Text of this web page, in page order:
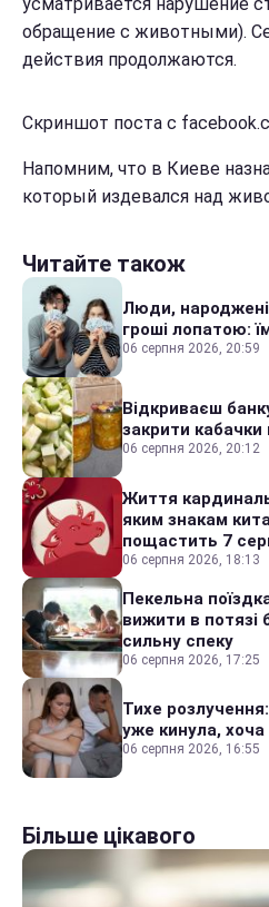
усматривается нарушение
обращение с животными).
действия продолжаются.
Скриншот поста с
Напомним, что в Киеве
который издевался над
Читайте також
Люди, народжені
гроші лопатою:
06 серпня 2026, 20:59
Відкриваєш
закрити кабачки
06 серпня 2026, 20:12
Життя
яким знакам
пощастить 7
06 серпня 2026, 18:13
Пекельна
вижити в потязі
сильну спеку
06 серпня 2026, 17:25
Тихе
уже кинула,
06 серпня 2026, 16:55
Більше цікавого